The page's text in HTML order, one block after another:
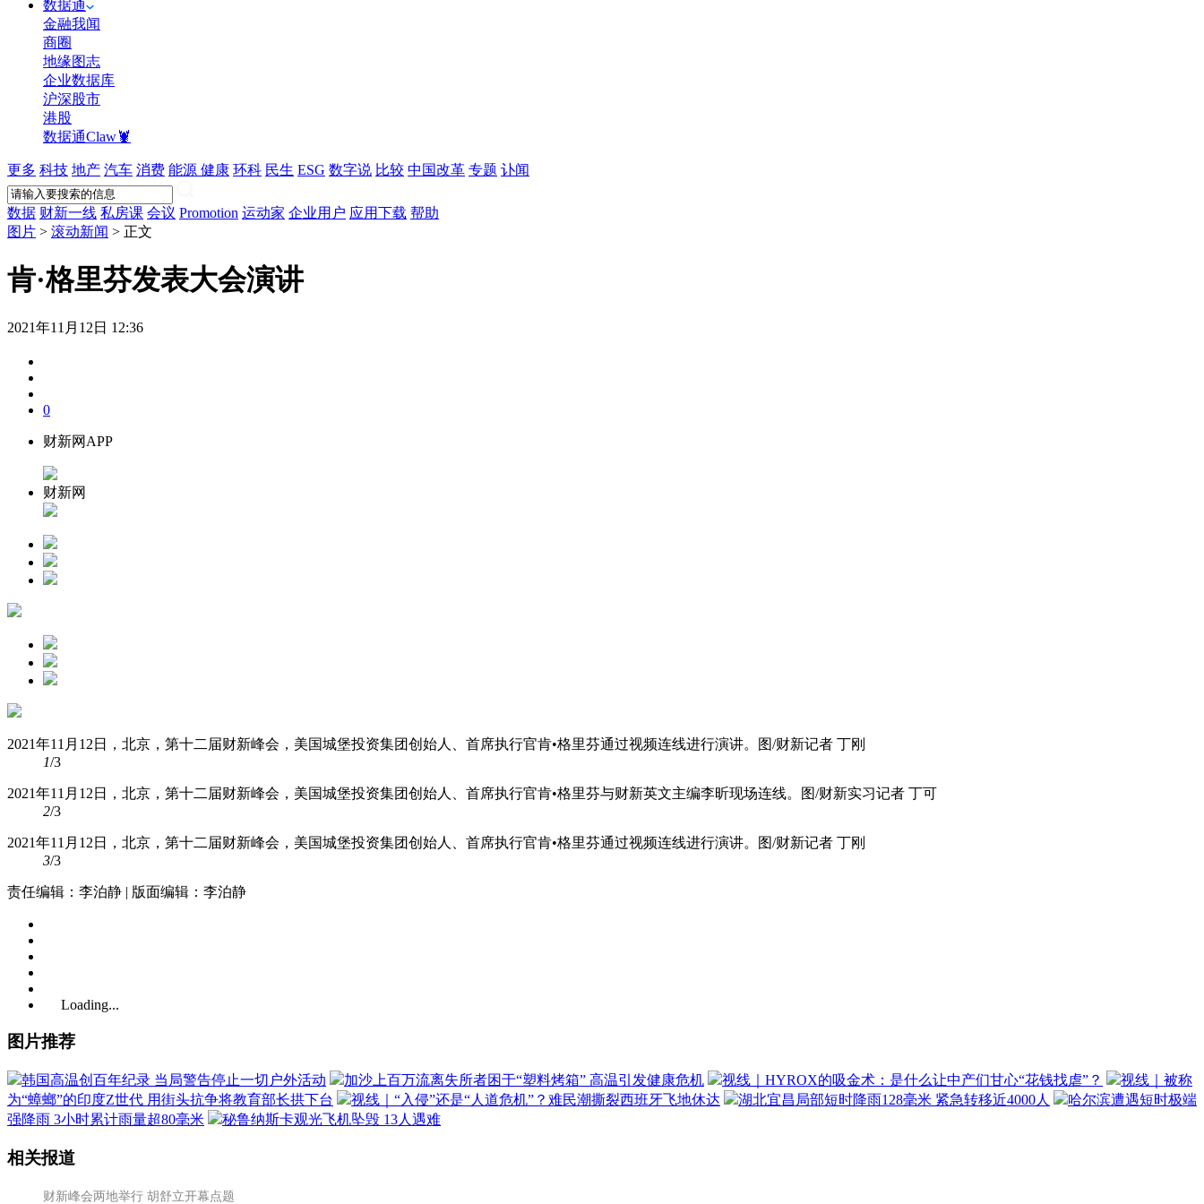
数据通
金融我闻
商圈
地缘图志
企业数据库
沪深股市
港股
数据通Claw🦞
更多 科技 地产 汽车 消费 能源 健康 环科 民生 ESG 数字说 比较 中国改革 专题 讣闻
数据 财新一线 私房课 会议 Promotion 运动家 企业用户 应用下载 帮助
图片 > 滚动新闻 > 正文
肯·格里芬发表大会演讲
2021年11月12日 12:36
0
财新网APP
财新网
2021年11月12日，北京，第十二届财新峰会，美国城堡投资集团创始人、首席执行官肯•格里芬通过视频连线进行演讲。图/财新记者 丁刚
1/3
2021年11月12日，北京，第十二届财新峰会，美国城堡投资集团创始人、首席执行官肯•格里芬与财新英文主编李昕现场连线。图/财新实习记者 丁可
2/3
2021年11月12日，北京，第十二届财新峰会，美国城堡投资集团创始人、首席执行官肯•格里芬通过视频连线进行演讲。图/财新记者 丁刚
3/3
责任编辑：李泊静 | 版面编辑：李泊静
Loading...
图片推荐
韩国高温创百年纪录 当局警告停止一切户外活动 加沙上百万流离失所者困于“塑料烤箱” 高温引发健康危机 视线｜HYROX的吸金术：是什么让中产们甘心“花钱找虐”？
视线｜被称
为“蟑螂”的印度Z世代 用街头抗争将教育部长拱下台
视线｜“入侵”还是“人道危机”？难民潮撕裂西班牙飞地休达 湖北宜昌局部短时降雨128毫米 紧急转移近4000人
哈尔滨遭遇短时极端
强降雨 3小时累计雨量超80毫米
秘鲁纳斯卡观光飞机坠毁 13人遇难
相关报道
财新峰会两地举行 胡舒立开幕点题